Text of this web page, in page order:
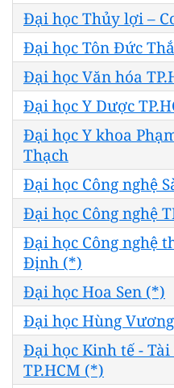
Đại học Thủy lợi –
Đại học Tôn Đức
Đại học Văn hóa
Đại học Y Dược
Đại học Y khoa
Thạch
Đại học Công nghệ
Đại học Công nghệ
Đại học Công nghệ
Định (*)
Đại học Hoa Sen (*)
Đại học Hùng
Đại học Kinh tế -
TP.HCM (*)